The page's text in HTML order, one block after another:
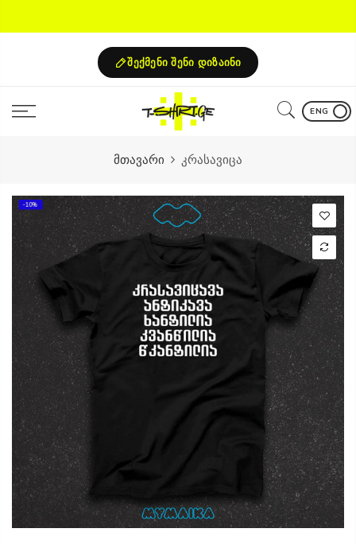
შექმენი შენი დიზაინი
ENG
მთავარი კრასავიცა
-10%